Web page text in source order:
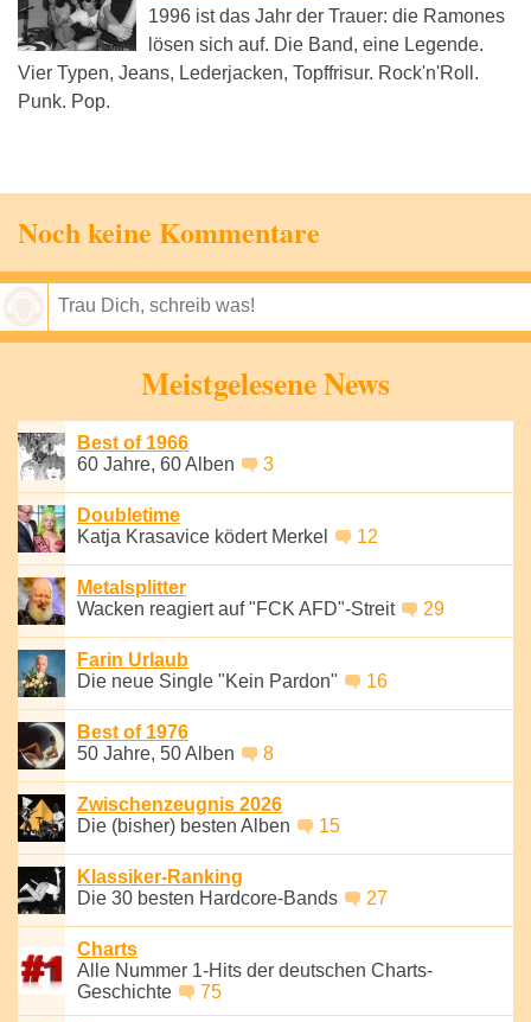
1996 ist das Jahr der Trauer: die Ramones
lösen sich auf. Die Band, eine Legende.
Vier Typen, Jeans, Lederjacken, Topffrisur. Rock'n'Roll.
Punk. Pop.
Noch keine Kommentare
Meistgelesene News
Best of 1966
60 Jahre, 60 Alben
3
Doubletime
Katja Krasavice ködert Merkel
12
Metalsplitter
Wacken reagiert auf "FCK AFD"-Streit
29
Farin Urlaub
Die neue Single "Kein Pardon"
16
Best of 1976
50 Jahre, 50 Alben
8
Zwischenzeugnis 2026
Die (bisher) besten Alben
15
Klassiker-Ranking
Die 30 besten Hardcore-Bands
27
Charts
Alle Nummer 1-Hits der deutschen Charts-
Geschichte
75